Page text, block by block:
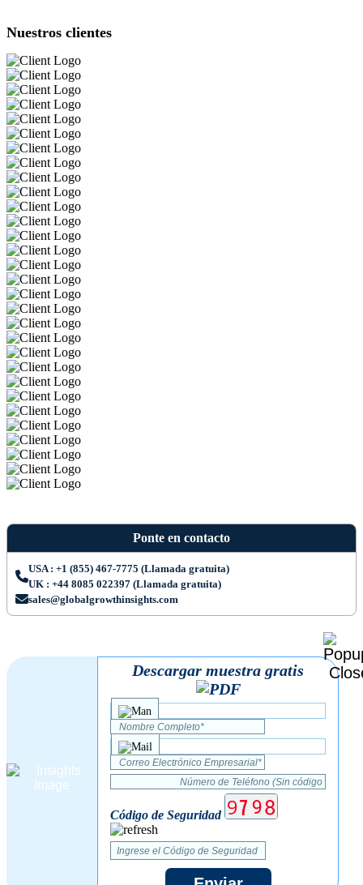
Nuestros clientes
Ponte en contacto
USA : +1 (855) 467-7775 (Llamada gratuita)
UK : +44 8085 022397 (Llamada gratuita)
sales@globalgrowthinsights.com
Descargar muestra gratis
Código de Seguridad